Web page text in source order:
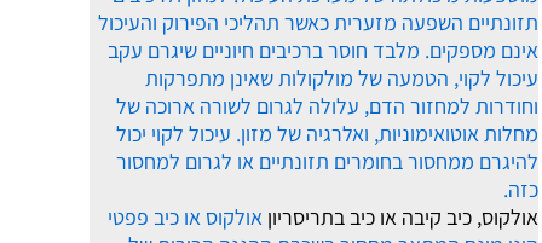
תזונתיים השפעה מזערית כאשר תהליכי הפירוק והעיכול
אינם מספקים. מלבד חוסר ברכיבים חיוניים שיגרם עקב
עיכול לקוי, הטמעה של מולקולות שאינן מתפרקות
וחודרות למחזור הדם, עלולה לגרום לשורה ארוכה של
מחלות אוטואימוניות, ואלרגיה של מזון. עיכול לקוי יכול
להיגרם ממחסור בחומרים תזונתיים או לגרום למחסור
כזה.
אולקוס, כיב קיבה או כיב בתריסריון אולקוס או כיב פפטי